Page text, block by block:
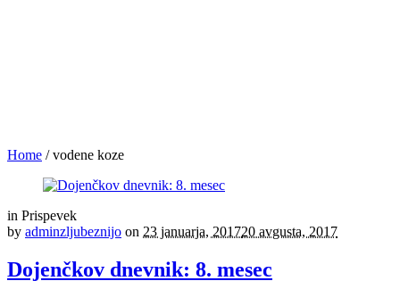
Home /vodene koze
in Prispevek
by adminzljubeznijo on 23 januarja, 201720 avgusta, 2017
Dojenčkov dnevnik: 8. mesec